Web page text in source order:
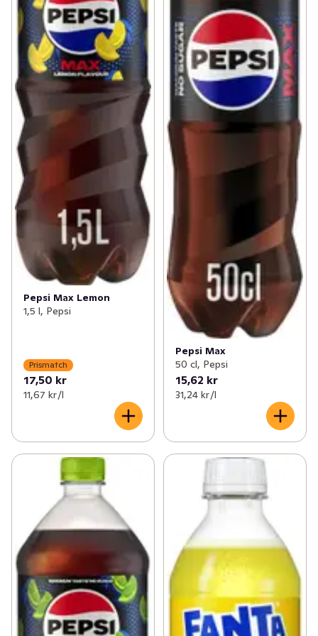
Pepsi Max Lemon
1,5 l, Pepsi
Prismatch
17,50 kr
11,67 kr /l
Pepsi Max
50 cl, Pepsi
15,62 kr
31,24 kr /l